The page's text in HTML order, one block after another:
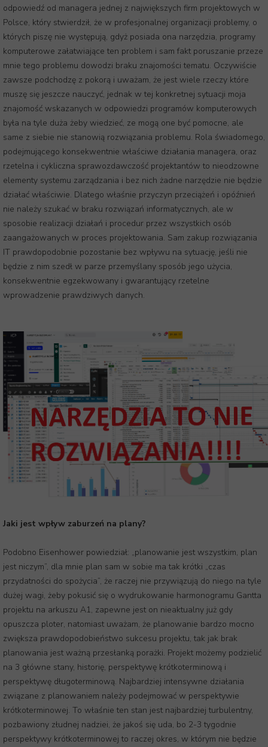
odpowiedź od managera jednej z największych firm projektowych w
Polsce, który stwierdził, że w profesjonalnej organizacji problemy, o
których piszę nie występują, gdyż posiada ona narzędzia, programy
komputerowe załatwiające ten problem i sam fakt poruszanie przeze
mnie tego problemu dowodzi braku znajomości tematu. Oczywiście
zawsze podchodzę z pokorą i uważam, że jest wiele rzeczy które
muszę się jeszcze nauczyć, jednak w tej konkretnej sytuacji moja
znajomość wskazanych w odpowiedzi programów komputerowych
była na tyle duża żeby wiedzieć, ze mogą one być pomocne, ale
same z siebie nie stanowią rozwiązania problemu. Rola świadomego,
podejmującego konsekwentnie właściwe działania managera, oraz
rzetelna i cykliczna sprawozdawczość projektantów to nieodzowne
elementy systemu zarządzania i bez nich żadne narzędzie nie będzie
działać właściwie. Dlatego właśnie przyczyn przeciążeń i opóźnień
nie należy szukać w braku rozwiązań informatycznych, ale w
sposobie realizacji działań i procedur przez wszystkich osób
zaangażowanych w proces projektowania. Sam zakup rozwiązania
IT prawdopodobnie pozostanie bez wpływu na sytuację, jeśli nie
będzie z nim szedł w parze przemyślany sposób jego użycia,
konsekwentnie egzekwowany i gwarantujący rzetelne
wprowadzenie prawdziwych danych.
Jaki jest wpływ zaburzeń na plany?
Podobno Eisenhower powiedział: „planowanie jest wszystkim, plan
jest niczym”, dla mnie plan sam w sobie ma tak krótki „czas
przydatności do spożycia”, że raczej nie przywiązują do niego na tyle
dużej wagi, żeby pokusić się o wydrukowanie harmonogramu Gantta
projektu na arkuszu A1, zapewne jest on nieaktualny już gdy
opuszcza ploter, natomiast uważam, że planowanie bardzo mocno
zwiększa prawdopodobieństwo sukcesu projektu, tak jak brak
planowania jest ważną przesłanką porażki. Projekt możemy podzielić
na 3 główne stany, historię, perspektywę krótkoterminową i
perspektywę długoterminową. Najbardziej intensywne działania
związane z planowaniem należy podejmować w perspektywie
krótkoterminowej. To właśnie ten stan jest najbardziej turbulentny,
pozbawiony złudnej nadziei, że jakoś się uda, bo 2-3 tygodnie
perspektywy krótkoterminowej to raczej okres, w którym nie będzie